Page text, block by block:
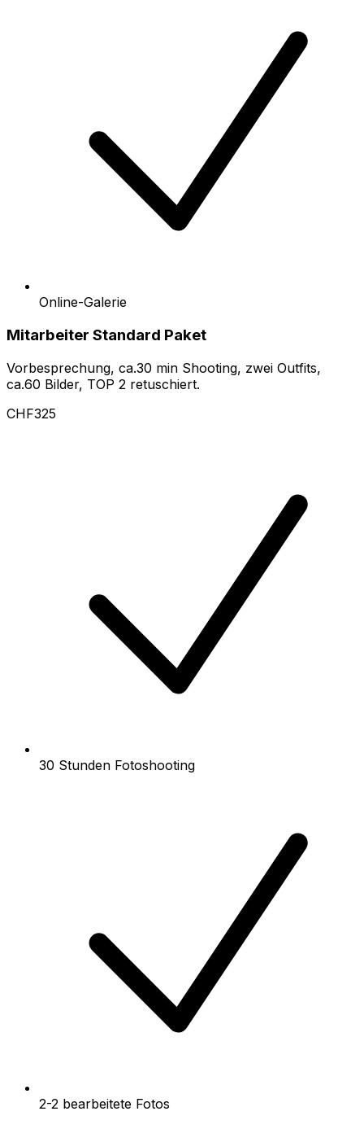
Online-Galerie
Mitarbeiter Standard Paket
Vorbesprechung, ca.30 min Shooting, zwei Outfits,
ca.60 Bilder, TOP 2 retuschiert.
CHF325
30 Stunden Fotoshooting
2-2 bearbeitete Fotos